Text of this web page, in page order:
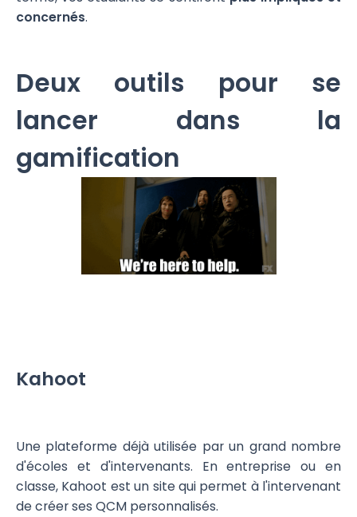
concernés.
Deux outils pour se
lancer dans la
gamification
Kahoot
Une plateforme déjà utilisée par un grand nombre
d'écoles et d'intervenants. En entreprise ou en
classe, Kahoot est un site qui permet à l'intervenant
de créer ses QCM personnalisés.